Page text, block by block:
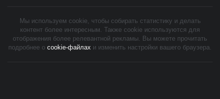
Мы используем cookie, чтобы собирать статистику и делать
контент более интересным. Также cookie используются для
отображения более релевантной рекламы. Вы можете прочитать
подробнее о cookie-файлах и изменить настройки вашего браузера.